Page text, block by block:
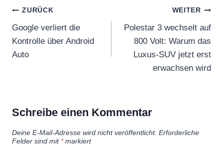
Beitragsnavigation
ZURÜCK
Google verliert die
Kontrolle über Android
Auto
WEITER
Polestar 3 wechselt auf
800 Volt: Warum das
Luxus-SUV jetzt erst
erwachsen wird
Schreibe einen Kommentar
Deine E-Mail-Adresse wird nicht veröffentlicht. Erforderliche
Felder sind mit *markiert